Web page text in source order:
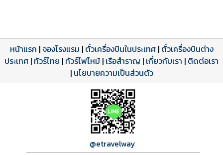
โปรแกรมทัวร์
ดาวน์โหลด PDF
รีวิวลูกค้าจริง
รีวิวจาก eTravelWay
เปิดหน้าเต็ม
ใบอนุญาตนำเที่ยว
เลขที่ 11/11450
เปิดหน้าเต็ม
หน้าแรก |จองโรงแรม | ตั๋วเครื่องบินในประเทศ| ตั๋วเครื่องบินต่าง
ประเทศ | ทัวร์ไทย | ทัวร์ไฟไหม้ | เรือสำราญ | เกี่ยวกับเรา | ติดต่อเรา
| นโยบายความเป็นส่วนตัว
@etravelway